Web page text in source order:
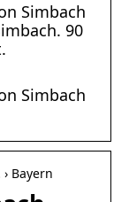
Simbach
90
Simbach
Bayern